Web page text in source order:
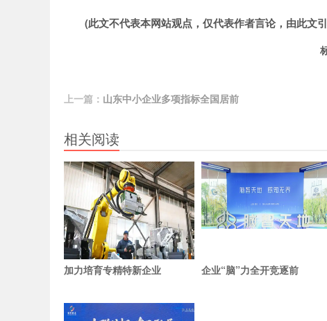
(此文不代表本网站观点，仅代表作者言论，由此文
上一篇： 山东中小企业多项指标全国居前
相关阅读
加力培育专精特新企业 企业“脑”力全开竞逐前